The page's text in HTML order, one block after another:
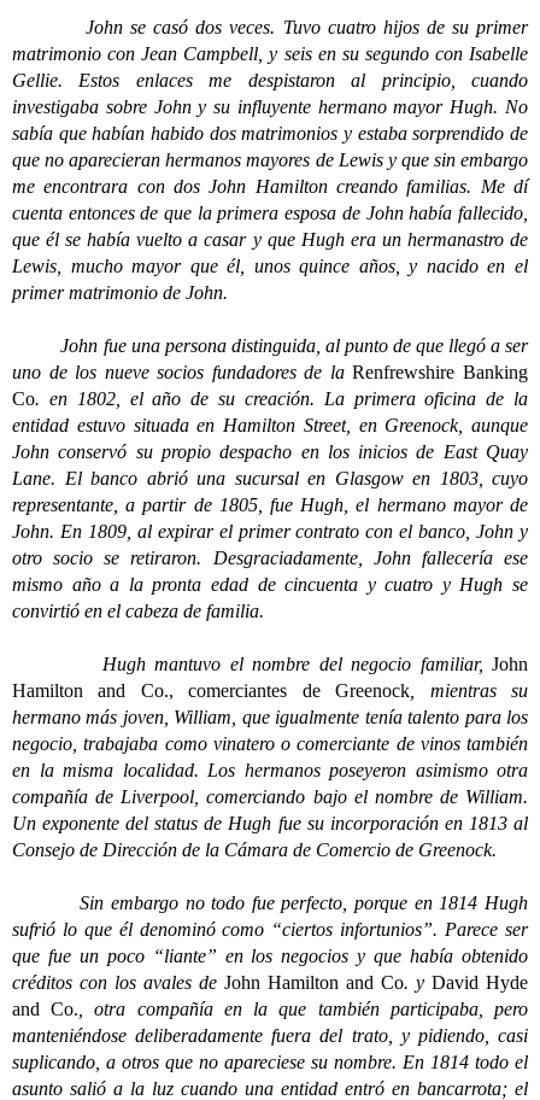
John se casó dos veces. Tuvo cuatro hijos de su primer
matrimonio con Jean Campbell, y seis en su segundo con Isabelle
Gellie. Estos enlaces me despistaron al principio, cuando
investigaba sobre John y su influyente hermano mayor Hugh. No
sabía que habían habido dos matrimonios y estaba sorprendido de
que no aparecieran hermanos mayores de Lewis y que sin embargo
me encontrara con dos John Hamilton creando familias. Me dí
cuenta entonces de que la primera esposa de John había fallecido,
que él se había vuelto a casar y que Hugh era un hermanastro de
Lewis, mucho mayor que él, unos quince años, y nacido en el
primer matrimonio de John.
John fue una persona distinguida, al punto de que llegó a ser
uno de los nueve socios fundadores de laRenfrewshire Banking
Co. en 1802, el año de su creación. La primera oficina de la
entidad estuvo situada en Hamilton Street, en Greenock, aunque
John conservó su propio despacho en los inicios de East Quay
Lane. El banco abrió una sucursal en Glasgow en 1803, cuyo
representante, a partir de 1805, fue Hugh, el hermano mayor de
John. En 1809, al expirar el primer contrato con el banco, John y
otro socio se retiraron. Desgraciadamente, John fallecería ese
mismo año a la pronta edad de cincuenta y cuatro y Hugh se
convirtió en el cabeza de familia.
Hugh mantuvo el nombre del negocio familiar, John
Hamilton and Co., comerciantes de Greenock , mientras su
hermano más joven, William, que igualmente tenía talento para los
negocio, trabajaba como vinatero o comerciante de vinos también
en la misma localidad. Los hermanos poseyeron asimismo otra
compañía de Liverpool, comerciando bajo el nombre de William.
Un exponente del status de Hugh fue su incorporación en 1813 al
Consejo de Dirección de la Cámara de Comercio de Greenock.
Sin embargo no todo fue perfecto, porque en 1814 Hugh
sufrió lo que él denominó como “ciertos infortunios”. Parece ser
que fue un poco “liante” en los negocios y que había obtenido
créditos con los avales de John Hamilton and Co. y David Hyde
and Co. , otra compañía en la que también participaba, pero
manteniéndose deliberadamente fuera del trato, y pidiendo, casi
suplicando, a otros que no apareciese su nombre. En 1814 todo el
asunto salió a la luz cuando una entidad entró en bancarrota; el